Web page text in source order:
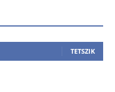
TETSZIK